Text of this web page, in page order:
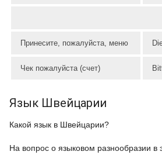
Принесите, пожалуйста, меню
Чек пожалуйста (счет)
Язык Швейцарии
Какой язык в Швейцарии?
На вопрос о языковом разнообразии в